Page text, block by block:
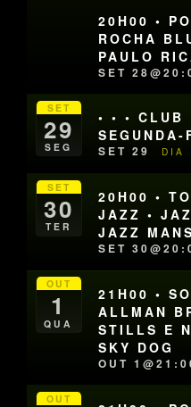
20H00 •
ROCHA
PAULO
SET
SET
29
SEG
• • • CLUB
SEGUNDA-
SET 29 DIA
SET
30
TER
20H00 •
JAZZ •
JAZZ
SET
OUT
1
QUA
21H00 •
ALLMAN
STILLS E
SKY DOG
OUT
OUT